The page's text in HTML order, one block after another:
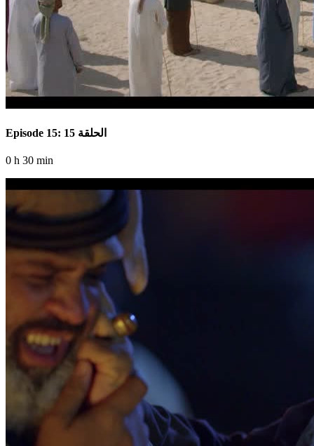
Episode 15: الحلقة 15
0 h 30 min